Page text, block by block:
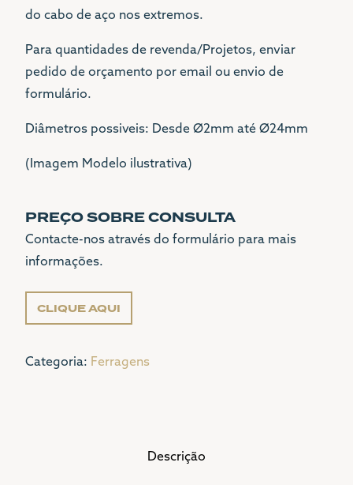
Nº1 G
1200-478 LISBOA
do cabo de aço nos extremos.
Para quantidades de revenda/Projetos, enviar
pedido de orçamento por email ou envio de
formulário.
Diâmetros possiveis: Desde Ø2mm até Ø24mm
(Imagem Modelo ilustrativa)
PREÇO SOBRE CONSULTA
Contacte-nos através do formulário para mais
informações.
CLIQUE AQUI
Categoria: Ferragens
Descrição